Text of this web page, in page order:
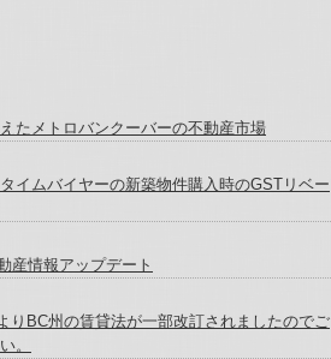
たメトロバンクーバーの不動産市場
イムバイヤーの新築物件購入時のGSTリベー
産情報アップデート
りBC州の賃貸法が一部改訂されましたのでご
。